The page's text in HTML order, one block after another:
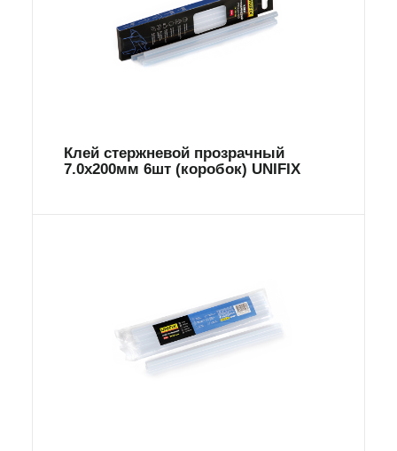
Клей стержневой прозрачный
7.0х200мм 6шт (коробок) UNIFIX